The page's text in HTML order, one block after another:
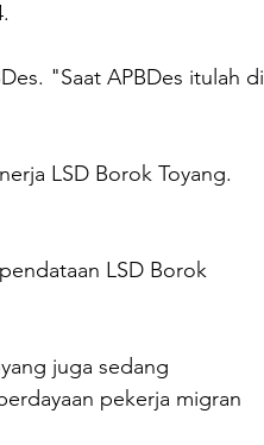
"Saat APBDes itulah di
LSD Borok Toyang.
LSD Borok
juga sedang
pekerja migran